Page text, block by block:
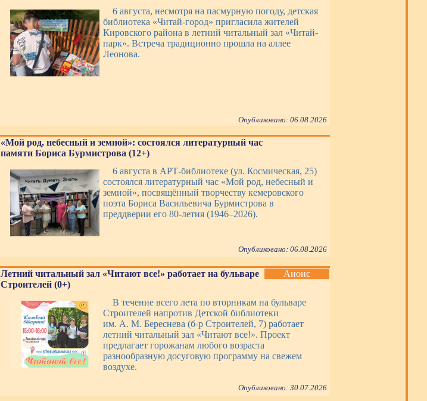
6 августа, несмотря на пасмурную погоду, детская
библиотека «Читай-город» пригласила жителей
Кировского района в летний читальный зал «Читай-
парк». Встреча традиционно прошла на аллее
Леонова.
Опубликовано: 06.08.2026
«Мой род, небесный и земной»: состоялся литературный час
памяти Бориса Бурмистрова (12+)
6 августа в АРТ-библиотеке (ул. Космическая, 25)
состоялся литературный час «Мой род, небесный и
земной», посвящённый творчеству кемеровского
поэта Бориса Васильевича Бурмистрова в
преддверии его 80-летия (1946–2026).
Опубликовано: 06.08.2026
Летний читальный зал «Читают все!» работает на бульваре
Строителей (0+)
Анонс
В течение всего лета по вторникам на бульваре
Строителей напротив Детской библиотеки
им. А. М. Береснева (б-р Строителей, 7) работает
летний читальный зал «Читают все!». Проект
предлагает горожанам любого возраста
разнообразную досуговую программу на свежем
воздухе.
Опубликовано: 30.07.2026